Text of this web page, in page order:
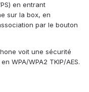
en entrant
sur la box, en
par le bouton
voit une sécurité
WPA/WPA2 TKIP/AES.